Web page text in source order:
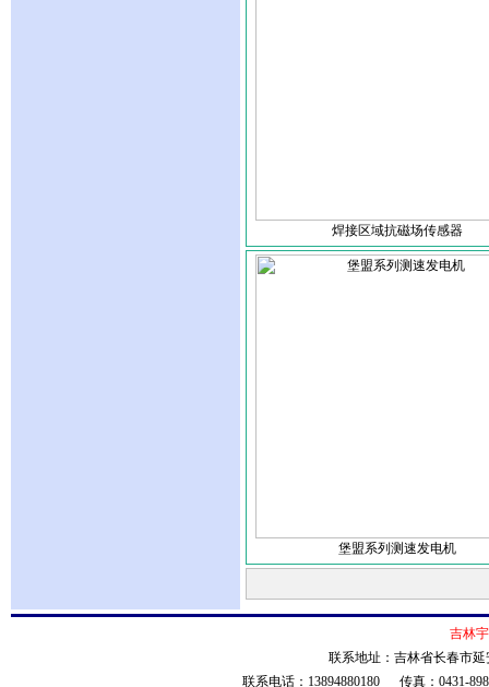
焊接区域抗磁场传感器
堡盟系列测速发电机
吉林
联系地址：吉林省长春市
联系电话：13894880180 传真：0431-